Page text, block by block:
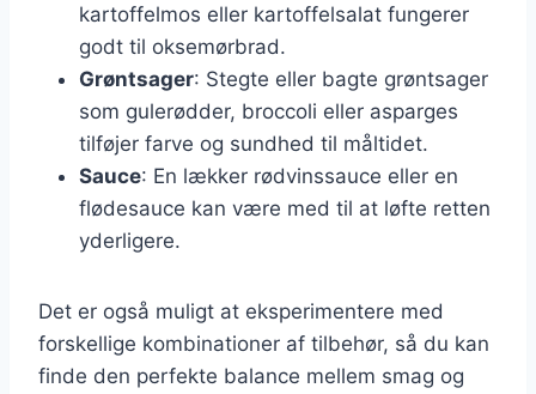
kartoffelmos eller kartoffelsalat fungerer
godt til oksemørbrad.
Grøntsager: Stegte eller bagte grøntsager
som gulerødder, broccoli eller asparges
tilføjer farve og sundhed til måltidet.
Sauce: En lækker rødvinssauce eller en
flødesauce kan være med til at løfte retten
yderligere.
Det er også muligt at eksperimentere med
forskellige kombinationer af tilbehør, så du kan
finde den perfekte balance mellem smag og